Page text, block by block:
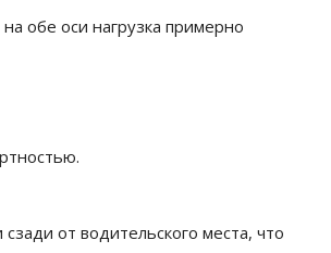
обе оси нагрузка примерно
от водительского места, что